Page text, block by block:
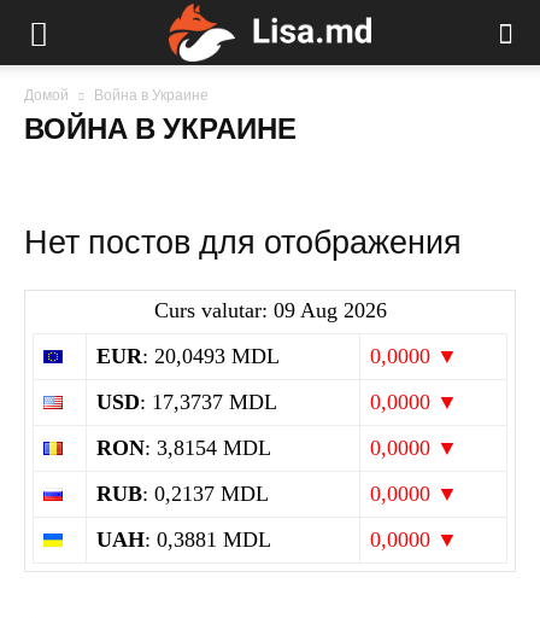
Домой Война в Украине
ВОЙНА В УКРАИНЕ
Нет постов для отображения
Curs valutar: 09 Aug 2026
EUR: 20,0493 MDL
0,0000 ▼
USD: 17,3737 MDL
0,0000 ▼
RON: 3,8154 MDL
0,0000 ▼
RUB: 0,2137 MDL
0,0000 ▼
UAH: 0,3881 MDL 0,0000 ▼